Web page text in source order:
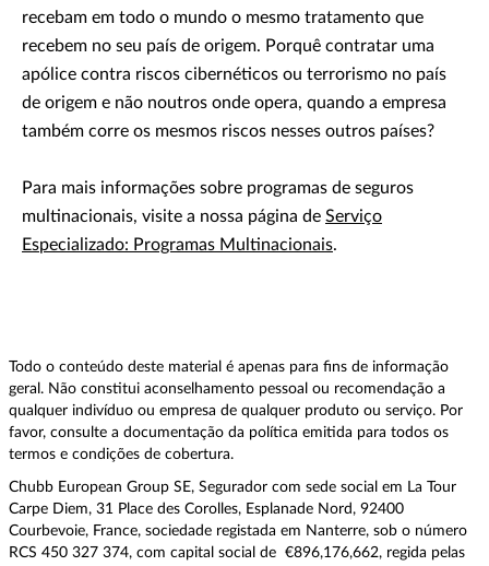
recebam em todo o mundo o mesmo tratamento que
recebem no seu país de origem. Porquê contratar uma
apólice contra riscos cibernéticos ou terrorismo no país
de origem e não noutros onde opera, quando a empresa
também corre os mesmos riscos nesses outros países?
Para mais informações sobre programas de seguros
multinacionais, visite a nossa página de Serviço
Especializado: Programas Multinacionais.
Todo o conteúdo deste material é apenas para fins de informação
geral. Não constitui aconselhamento pessoal ou recomendação a
qualquer indivíduo ou empresa de qualquer produto ou serviço. Por
favor, consulte a documentação da política emitida para todos os
termos e condições de cobertura.
Chubb European Group SE, Segurador com sede social em La Tour
Carpe Diem, 31 Place des Corolles, Esplanade Nord, 92400
Courbevoie, France, sociedade registada em Nanterre, sob o número
RCS 450 327 374, com capital social de €896,176,662, regida pelas